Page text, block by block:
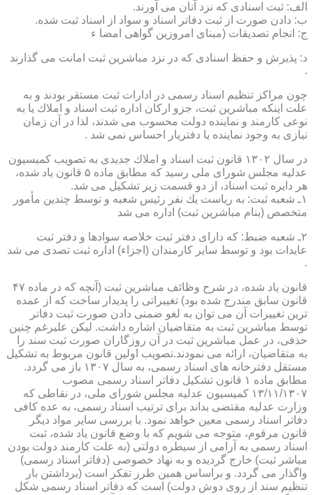
الف: ثبت اسنادی كه نزد آنان می آورند.
ب: دادن صورت از ثبت دفاتر اسناد و سواد از اسناد ثبت شده.
ج: انجام تصدیقات (مبنای امروزین گواهی امضا ء
د: پذیرش و حفظ اسنادی كه در نزد مباشرین ثبت امانت می گذارند
.
چون مراكز تنظیم اسناد رسمی در ادارات ثبت مستقر بودند و به
علت اینكه مباشرین ثبت، جزو اركان اداره ثبت اسناد و املاك یا به
نوعی كارمند و نماینده دولت محسوب می شدند، لذا در آن زمان
نیازی به وجود نماینده یا دفتریار احساس نمی شد .
در سال ۱۳۰۲ قانون ثبت اسناد و املاك جدیدی به تصویب كمیسیون
عدلیه مجلس شورای ملی رسید كه مطابق ماده ۵ قانون یاد شده،
هر دایره ثبت اسناد، از دو قسمت زیر تشكیل می شد.
۱ـ شعبه ثبت: به ریاست یك نفر رئیس شعبه و توسط چندین مأمور
متخصص (بنام مباشرین ثبت) اداره می شد
۲ـ شعبه ضبط: كه دارای دفتر ثبت خلاصه سوادها و دفتر ثبت
عایدات بود و توسط سایر كارمندان (اجزاء) اداره ثبت تصدی می شد
.
قانون یاد شده، در شرح وظائف مباشرین ثبت (آنچه كه در ماده ۴۷
قانون سابق مندرج شده بود) تغییراتی را پدیدار ساخت كه از عمده
ترین تغییرات آن می توان به لغو ضمنی دادن صورت ثبت دفاتر
توسط مباشرین ثبت به متقاضیان اشاره داشت. لیكن علیرغم چنین
حذفی، در عمل مباشرین ثبت در آن روزگاران صورت ثبت سند را
به متقاضیان، ارائه می نمودند.تصویب اولین قانون مربوط به تشكیل
مستقل دفترخانه های اسناد رسمی، به سال ۱۳۰۷ باز می گردد.
مطابق ماده ۱ قانون تشكیل دفاتر اسناد رسمی مصوب
۱۳/۱۱/۱۳۰۷ كمیسیون عدلیه مجلس شورای ملی، در نقاطی كه
وزارت عدلیه مقتضی بداند برای ترتیب اسناد رسمی، به عده كافی
دفاتر اسناد رسمی معین خواهد نمود. با بررسی سایر مواد دیگر
قانون مرقوم، متوجه می شویم كه با وضع قانون یاد شده، ثبت
اسناد رسمی به آرامی از سیطره دولتی (به علت كارمند دولت بودن
مباشر ثبت) خارج گردیده و به نهاد خصوصی (دفاتر اسناد رسمی)
واگذار می گردد. و براساس همین طرز تفكر است (برداشتن بار
تنظیم سند از روی دوش دولت) است كه دفاتر اسناد رسمی شكل